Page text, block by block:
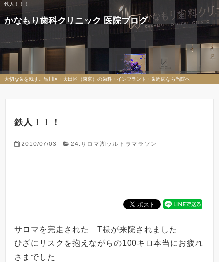
鉄人！！！
かなもり歯科クリニック 医院ブログ
大切な歯を残す。品川区・大田区（東京）の歯科・インプラント・歯周病なら当院へ
鉄人！！！
2010/07/03 24.サロマ湖ウルトラマラソン
サロマを完走された T様が来院されました
ひざにリスクを抱えながらの100キロ本当にお疲れ
さまでした